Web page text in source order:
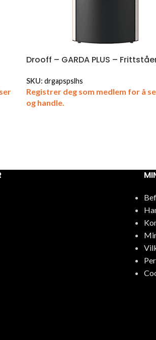
Drooff – GARDA PLUS –
SKU: drgapspslhs
Registrer deg som medlem for å
og handle.